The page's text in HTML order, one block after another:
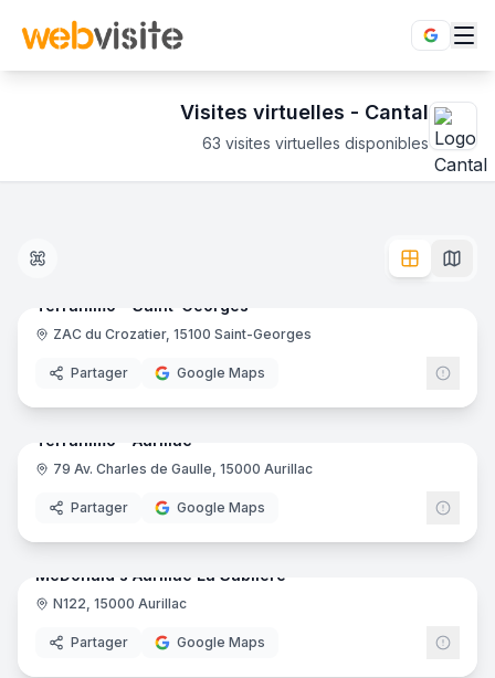
Visites virtuelles - Cantal
63 visites virtuelles disponibles
Jardinerie
15
Terranimo - Saint-Georges
ZAC du Crozatier, 15100 Saint-Georges
Partager Google Maps
Jardinerie
20
Terranimo - Aurillac
79 Av. Charles de Gaulle, 15000 Aurillac
Partager Google Maps
Restauration rapide
12
McDonald's Aurillac La Sablière
N122, 15000 Aurillac
Partager Google Maps
12